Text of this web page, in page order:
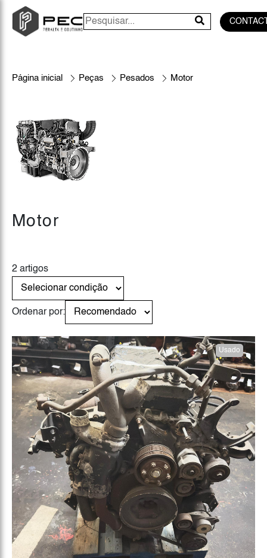
Página inicial Peças Pesados Motor
Motor
2 artigos
Ordenar por:
Usado